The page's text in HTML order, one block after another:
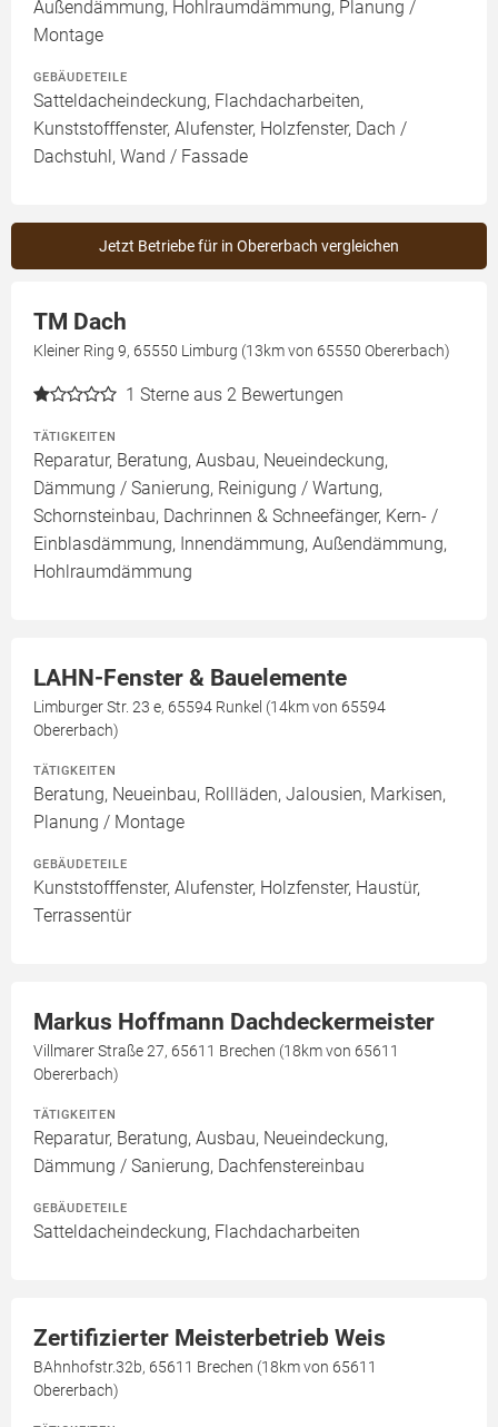
Außendämmung, Hohlraumdämmung, Planung /
Montage
GEBÄUDETEILE
Satteldacheindeckung, Flachdacharbeiten,
Kunststofffenster, Alufenster, Holzfenster, Dach /
Dachstuhl, Wand / Fassade
Jetzt Betriebe für in Obererbach vergleichen
TM Dach
Kleiner Ring 9, 65550 Limburg (13km von 65550 Obererbach)
1 Sterne aus 2 Bewertungen
TÄTIGKEITEN
Reparatur, Beratung, Ausbau, Neueindeckung,
Dämmung / Sanierung, Reinigung / Wartung,
Schornsteinbau, Dachrinnen & Schneefänger, Kern- /
Einblasdämmung, Innendämmung, Außendämmung,
Hohlraumdämmung
LAHN-Fenster & Bauelemente
Limburger Str. 23 e, 65594 Runkel (14km von 65594
Obererbach)
TÄTIGKEITEN
Beratung, Neueinbau, Rollläden, Jalousien, Markisen,
Planung / Montage
GEBÄUDETEILE
Kunststofffenster, Alufenster, Holzfenster, Haustür,
Terrassentür
Markus Hoffmann Dachdeckermeister
Villmarer Straße 27, 65611 Brechen (18km von 65611
Obererbach)
TÄTIGKEITEN
Reparatur, Beratung, Ausbau, Neueindeckung,
Dämmung / Sanierung, Dachfenstereinbau
GEBÄUDETEILE
Satteldacheindeckung, Flachdacharbeiten
Zertifizierter Meisterbetrieb Weis
BAhnhofstr.32b, 65611 Brechen (18km von 65611
Obererbach)